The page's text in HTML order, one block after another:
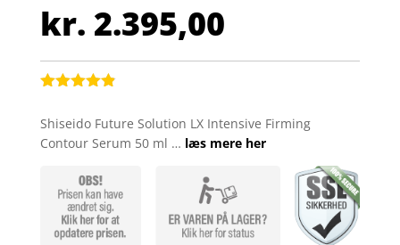
kr. 2.395,00
ud af 5
baseret på
Shiseido Future Solution LX Intensive Firming
Contour Serum 50 ml … læs mere her